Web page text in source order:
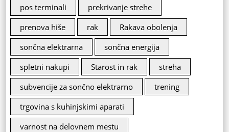
pos terminali
prekrivanje strehe
prenova hiše
rak
Rakava obolenja
sončna elektrarna
sončna energija
spletni nakupi
Starost in rak
streha
subvencije za sončno elektrarno
trening
trgovina s kuhinjskimi aparati
varnost na delovnem mestu